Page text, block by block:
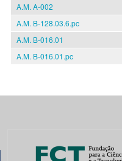
A.M. A-002
A.M. B-128.03.6.pc
A.M. B-016.01
A.M. B-016.01.pc